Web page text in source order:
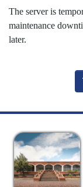
The server is
maintenance
later.